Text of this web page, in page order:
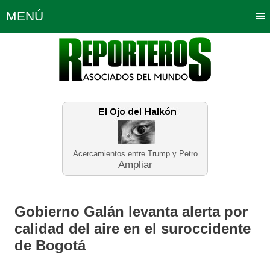
Acercamientos entre Trump y Petro
Ampliar
MENÚ
Política Opinión Bogotá
Planeta Tierra Deportes
Educación Neira
Gobierno Galán levanta alerta por
calidad del aire en el suroccidente
de Bogotá